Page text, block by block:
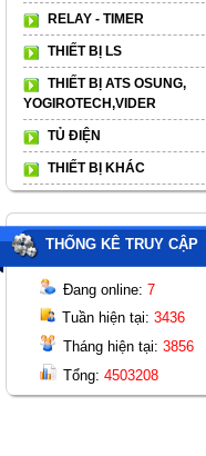
RELAY - TIMER
THIẾT BỊ LS
THIẾT BỊ ATS OSUNG,
YOGIROTECH,VIDER
TỦ ĐIỆN
THIẾT BỊ KHÁC
THỐNG KÊ TRUY CẬP
Đang online: 7
Tuần hiện tại: 3436
Tháng hiện tại: 3856
Tổng: 4503208